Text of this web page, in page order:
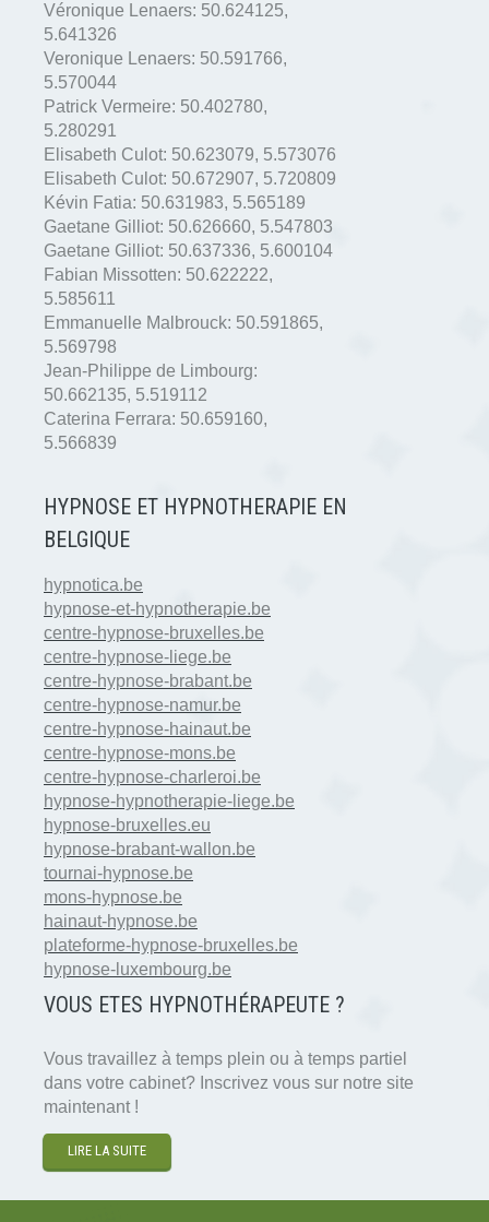
Véronique Lenaers: 50.624125,
5.641326
Veronique Lenaers: 50.591766,
5.570044
Patrick Vermeire: 50.402780,
5.280291
Elisabeth Culot: 50.623079, 5.573076
Elisabeth Culot: 50.672907, 5.720809
Kévin Fatia: 50.631983, 5.565189
Gaetane Gilliot: 50.626660, 5.547803
Gaetane Gilliot: 50.637336, 5.600104
Fabian Missotten: 50.622222,
5.585611
Emmanuelle Malbrouck: 50.591865,
5.569798
Jean-Philippe de Limbourg:
50.662135, 5.519112
Caterina Ferrara: 50.659160,
5.566839
HYPNOSE ET HYPNOTHERAPIE EN
BELGIQUE
hypnotica.be
hypnose-et-hypnotherapie.be
centre-hypnose-bruxelles.be
centre-hypnose-liege.be
centre-hypnose-brabant.be
centre-hypnose-namur.be
centre-hypnose-hainaut.be
centre-hypnose-mons.be
centre-hypnose-charleroi.be
hypnose-hypnotherapie-liege.be
hypnose-bruxelles.eu
hypnose-brabant-wallon.be
tournai-hypnose.be
mons-hypnose.be
hainaut-hypnose.be
plateforme-hypnose-bruxelles.be
hypnose-luxembourg.be
VOUS ETES HYPNOTHÉRAPEUTE ?
Vous travaillez à temps plein ou à temps partiel
dans votre cabinet? Inscrivez vous sur notre site
maintenant !
LIRE LA SUITE